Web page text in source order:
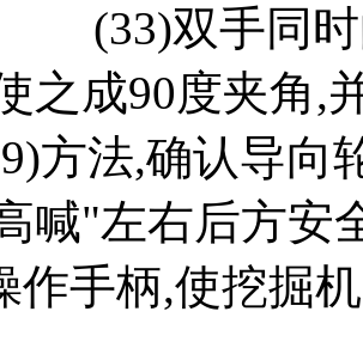
(33)双手同时
之成90度夹
方法,确认导向
喊"左右后方
作手柄,使挖